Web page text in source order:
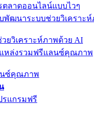
ตลาดออนไลน์แบบไวๆ
ยวิเคราะห์ภาพด้วย AI
นซ์คุณภาพ